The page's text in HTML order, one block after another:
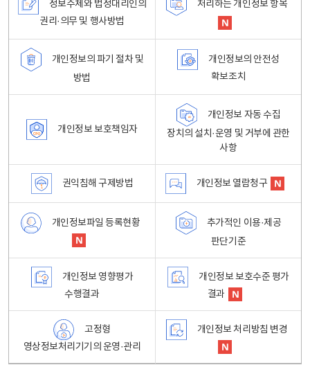
정보주체와 법정대리인의
권리·의무 및 행사방법
처리하는 개인정보 항목
개인정보의 파기 절차 및
방법
개인정보의 안전성
확보조치
개인정보 보호책임자
개인정보 자동 수집
장치의 설치·운영 및 거부에 관한
사항
권익침해 구제방법 개인정보 열람청구
개인정보파일 등록현황
추가적인 이용·제공
판단기준
개인정보 영향평가
수행결과
개인정보 보호수준 평가
결과
고정형
영상정보처리기기의 운영·관리
개인정보 처리방침 변경